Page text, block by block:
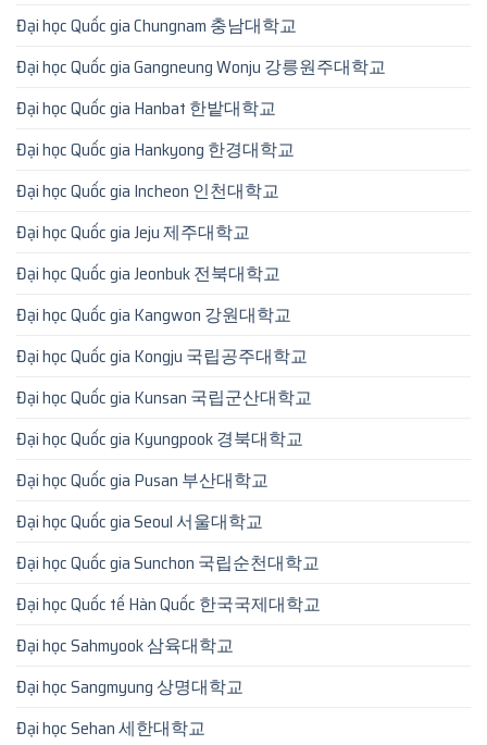
Đại học Quốc gia Chungnam 충남대학교
Đại học Quốc gia Gangneung Wonju 강릉원주대학교
Đại học Quốc gia Hanbat 한밭대학교
Đại học Quốc gia Hankyong 한경대학교
Đại học Quốc gia Incheon 인천대학교
Đại học Quốc gia Jeju 제주대학교
Đại học Quốc gia Jeonbuk 전북대학교
Đại học Quốc gia Kangwon 강원대학교
Đại học Quốc gia Kongju 국립공주대학교
Đại học Quốc gia Kunsan 국립군산대학교
Đại học Quốc gia Kyungpook 경북대학교
Đại học Quốc gia Pusan 부산대학교
Đại học Quốc gia Seoul 서울대학교
Đại học Quốc gia Sunchon 국립순천대학교
Đại học Quốc tế Hàn Quốc 한국국제대학교
Đại học Sahmyook 삼육대학교
Đại học Sangmyung 상명대학교
Đại học Sehan 세한대학교